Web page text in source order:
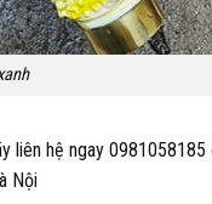
liên hệ ngay
Nội